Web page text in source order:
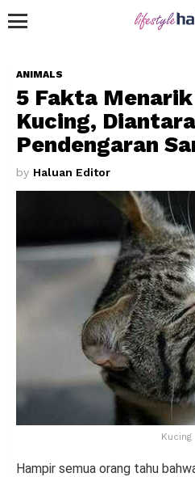
ANIMALS
5 Fakta
Kucing,
Pendengaran
by Haluan Editor
Kucing
Hampir semua orang tahu